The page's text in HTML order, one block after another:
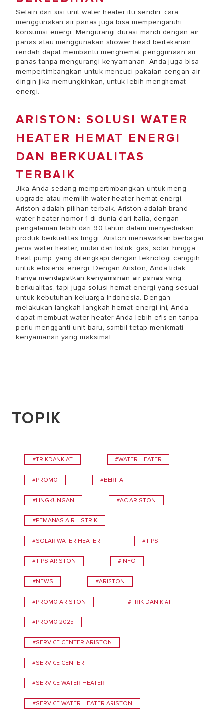
Selain dari sisi unit water heater itu sendiri, cara
menggunakan air panas juga bisa mempengaruhi
konsumsi energi. Mengurangi durasi mandi dengan air
panas atau menggunakan shower head bertekanan
rendah dapat membantu menghemat penggunaan air
panas tanpa mengurangi kenyamanan. Anda juga bisa
mempertimbangkan untuk mencuci pakaian dengan air
dingin jika memungkinkan, untuk lebih menghemat
energi.
ARISTON: SOLUSI WATER
HEATER HEMAT ENERGI
DAN BERKUALITAS
TERBAIK
Jika Anda sedang mempertimbangkan untuk meng-
upgrade atau memilih water heater hemat energi,
Ariston adalah pilihan terbaik. Ariston adalah brand
water heater nomor 1 di dunia dari Italia, dengan
pengalaman lebih dari 90 tahun dalam menyediakan
produk berkualitas tinggi. Ariston menawarkan berbagai
jenis water heater, mulai dari listrik, gas, solar, hingga
heat pump, yang dilengkapi dengan teknologi canggih
untuk efisiensi energi. Dengan Ariston, Anda tidak
hanya mendapatkan kenyamanan air panas yang
berkualitas, tapi juga solusi hemat energi yang sesuai
untuk kebutuhan keluarga Indonesia. Dengan
melakukan langkah-langkah hemat energi ini, Anda
dapat membuat water heater Anda lebih efisien tanpa
perlu mengganti unit baru, sambil tetap menikmati
kenyamanan yang maksimal.
TOPIK
#TRIKDANKIAT #WATER HEATER
#PROMO #BERITA
#LINGKUNGAN #AC ARISTON
#PEMANAS AIR LISTRIK
#SOLAR WATER HEATER #TIPS
#TIPS ARISTON #INFO
#NEWS #ARISTON
#PROMO ARISTON #TRIK DAN KIAT
#PROMO 2025
#SERVICE CENTER ARISTON
#SERVICE CENTER
#SERVICE WATER HEATER
#SERVICE WATER HEATER ARISTON